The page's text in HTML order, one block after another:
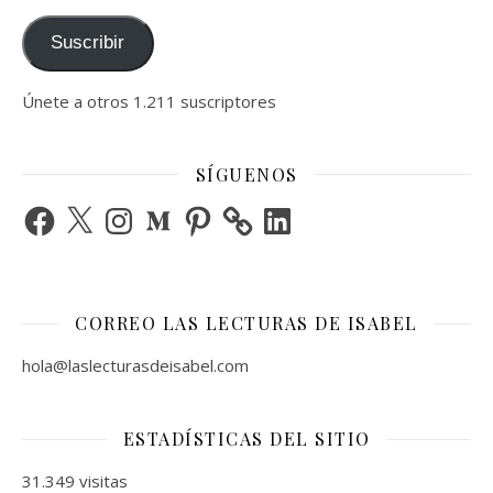
Suscribir
Únete a otros 1.211 suscriptores
SÍGUENOS
Facebook
X InstagramMediumPinterest LinkedIn
CORREO LAS LECTURAS DE ISABEL
hola@laslecturasdeisabel.com
ESTADÍSTICAS DEL SITIO
31.349 visitas